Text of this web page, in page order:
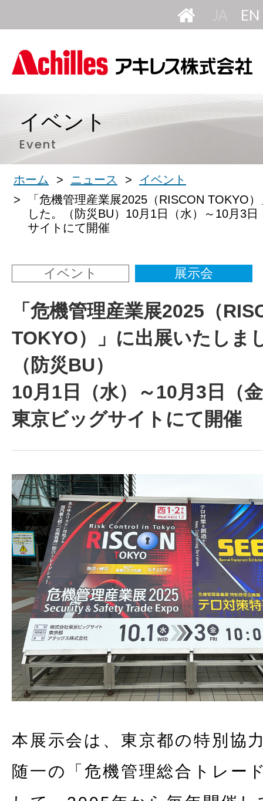
本
語
イベント
Event
ホーム ニュース
イベント
「危機管理産業展2025（RISCON TOKYO
した。（防災BU）10月1日（水）～10月3
サイトにて開催
「危機管理産業展2025（
TOKYO）」に出展いたしま
（防災BU）
10月1日（水）～10月3日（
東京ビッグサイトにて開催
イベント 展示会
本展示会は、東京都の特別協
随一の「危機管理総合トレー